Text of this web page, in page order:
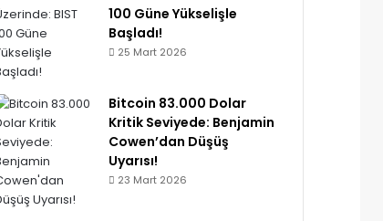
100 Güne Yükselişle
Başladı!
25 Mart 2026
Bitcoin 83.000 Dolar
Kritik Seviyede: Benjamin
Cowen’dan Düşüş
Uyarısı!
23 Mart 2026